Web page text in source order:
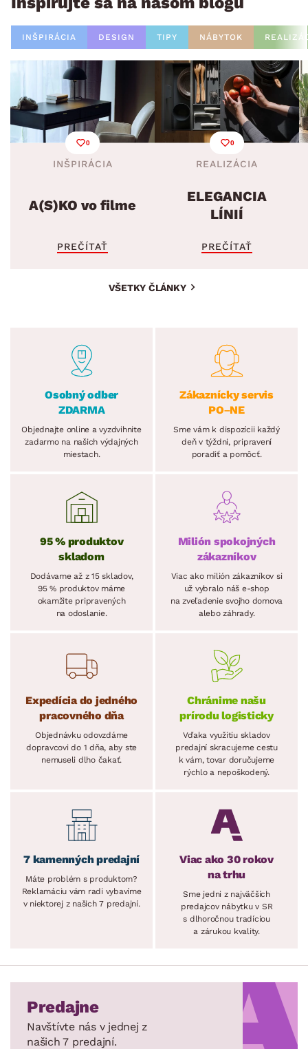
INŠPIRÁCIA DESIGN TIPY NÁBYTOK
0
INŠPIRÁCIA
A(S)KO vo filme
PREČÍTAŤ
0
REALIZÁCIA
ELEGANCIA
LÍNIÍ
PREČÍTAŤ
VŠETKY ČLÁNKY
Osobný odber
ZDARMA
Objednajte online a vyzdvihnite
zadarmo na našich výdajných
miestach.
Zákaznícky servis
PO–NE
Sme vám k dispozícii každý
deň v týždni, pripravení
poradiť a pomôcť.
95 % produktov
skladom
Dodávame až z 15 skladov,
95 % produktov máme
okamžite pripravených
na odoslanie.
Milión spokojných
zákazníkov
Viac ako milión zákazníkov si
už vybralo náš e-shop
na zveľadenie svojho domova
alebo záhrady.
Expedícia do jedného
pracovného dňa
Objednávku odovzdáme
dopravcovi do 1 dňa, aby ste
nemuseli dlho čakať.
Chránime našu
prírodu logisticky
Vďaka využitiu skladov
predajní skracujeme cestu
k vám, tovar doručujeme
rýchlo a nepoškodený.
7 kamenných predajní
Máte problém s produktom?
Reklamáciu vám radi vybavíme
v niektorej z našich 7 predajní.
Viac ako 30 rokov
na trhu
Sme jedni z najväčších
predajcov nábytku v SR
s dlhoročnou tradíciou
a zárukou kvality.
Predajne
Navštívte nás v jednej z
našich 7 predajní.